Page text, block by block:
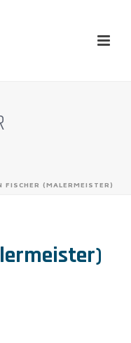
FISCHER (MALERMEISTER)